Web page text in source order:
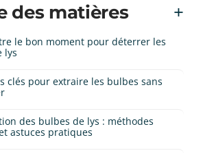
des matières
le bon moment pour déterrer les
lys
clés pour extraire les bulbes sans
des bulbes de lys : méthodes
astuces pratiques